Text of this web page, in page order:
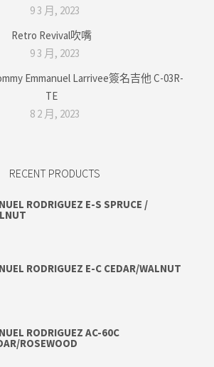
9 3 月, 2023
Retro Revival吹嘴
9 3 月, 2023
Emmanuel Larrivee簽名吉他 C-03R-
TE
8 2 月, 2023
RECENT PRODUCTS
RODRIGUEZ E-S SPRUCE /
RODRIGUEZ E-C CEDAR/WALNUT
RODRIGUEZ AC-60C
ROSEWOOD